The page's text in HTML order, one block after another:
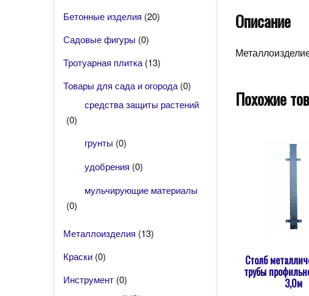
Бетонные изделия (20)
Садовые фигуры (0)
Тротуарная плитка (13)
Товары для сада и огорода (0)
средства защиты растений
(0)
грунты (0)
удобрения (0)
мульчирующие материалы
(0)
Металлоизделия (13)
Краски (0)
Инструмент (0)
Описание
Похожие
Столб
трубы
3,0м